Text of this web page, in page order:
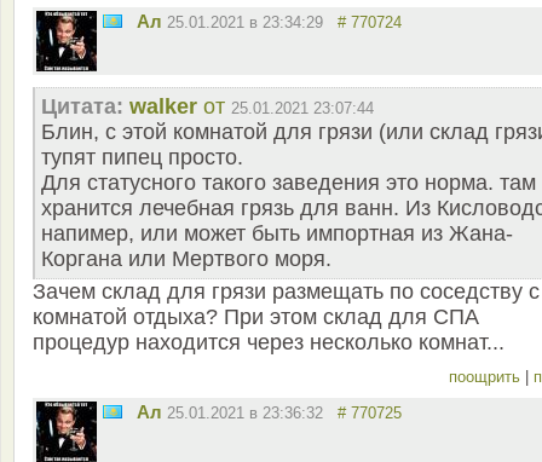
Ал 25.01.2021 в 23:34:29 # 770724
Цитата: walker от 25.01.2021 23:07:44
Блин, с этой комнатой для грязи (или склад
тупят пипец просто.
Для статусного такого заведения это норма. там
хранится лечебная грязь для ванн. Из
напимер, или может быть импортная из Жана-
Коргана или Мертвого моря.
Зачем склад для грязи размещать по соседству с
комнатой отдыха? При этом склад для СПА
процедур находится через несколько комнат...
поощрить
Ал 25.01.2021 в 23:36:32 # 770725